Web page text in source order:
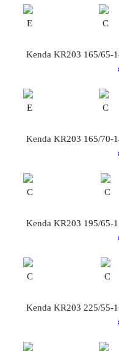
E C
Kenda KR203 165/65-
E C
Kenda KR203 165/70-
C C
Kenda KR203 195/65-
C C
Kenda KR203 225/55-